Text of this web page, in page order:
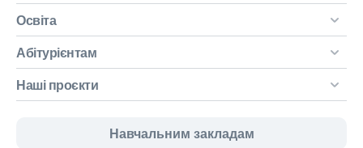
Освіта
Абітурієнтам
Наші проєкти
Навчальним закладам